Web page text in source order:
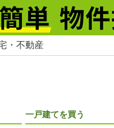
・不動産
一戸建てを買う